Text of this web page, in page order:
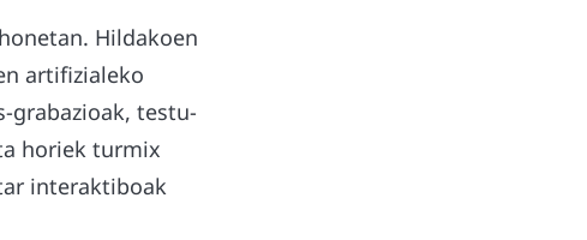
Hildakoen
artifizialeko
grabazioak, testu-
horiek turmix
interaktiboak